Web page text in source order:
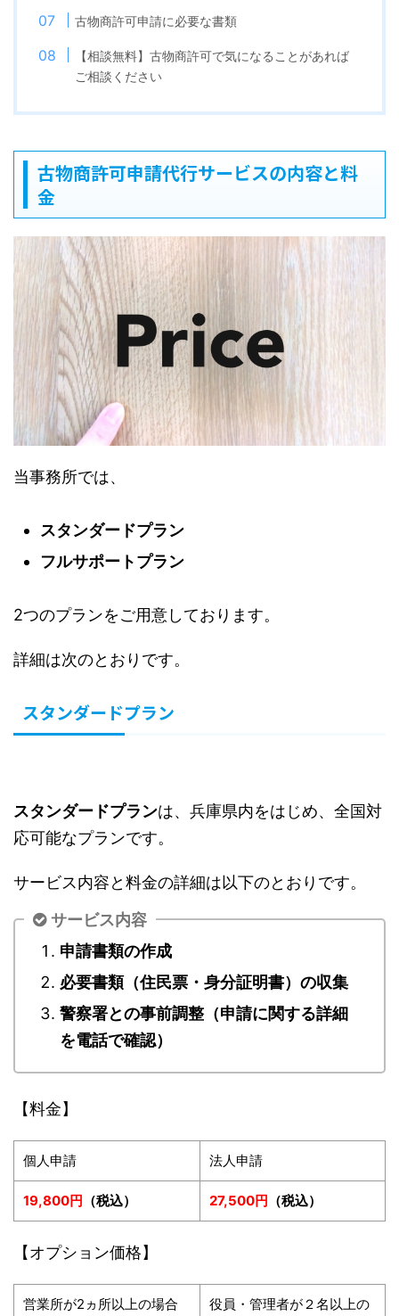
古物商許可申請に必要な書類
【相談無料】古物商許可で気になることがあれば
ご相談ください
古物商許可申請代行サービスの内容と料
金
当事務所では、
スタンダードプラン
フルサポートプラン
2つのプランをご用意しております。
詳細は次のとおりです。
スタンダードプラン
スタンダードプランは、兵庫県内をはじめ、全国対
応可能なプランです。
サービス内容と料金の詳細は以下のとおりです。
サービス内容
申請書類の作成
必要書類（住民票・身分証明書）の収集
警察署との事前調整（申請に関する詳細
を電話で確認）
【料金】
個人申請 法人申請
19,800円 （税込） 27,500円 （税込）
【オプション価格】
営業所が2ヵ所以上の場合 役員・管理者が２名以上の